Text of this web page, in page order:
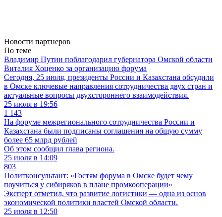
Новости партнеров
По теме
Владимир Путин поблагодарил губернатора Омской области
Виталия Хоценко за организацию форума
Сегодня, 25 июля, президенты России и Казахстана обсудили
в Омске ключевые направления сотрудничества двух стран и
актуальные вопросы двухстороннего взаимодействия.
25 июля в 19:56
1 143
На форуме межрегионального сотрудничества России и
Казахстана были подписаны соглашения на общую сумму
более 65 млрд рублей
Об этом сообщил глава региона.
25 июля в 14:09
803
Политконсультант: «Гостям форума в Омске будет чему
поучиться у сибиряков в плане промкооперации»
Эксперт отметил, что развитие логистики — одна из основ
экономической политики властей Омской области.
25 июля в 12:50